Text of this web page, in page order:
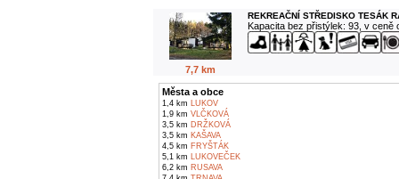
7,7 km
REKREAČNÍ STŘEDISKO TESÁK
Kapacita bez přistýlek: 93, v ceně
Města a obce
1,4 km LUKOV
1,9 km VLČKOVÁ
3,5 km DRŽKOVÁ
3,5 km KAŠAVA
4,5 km FRYŠTÁK
5,1 km LUKOVEČEK
6,2 km RUSAVA